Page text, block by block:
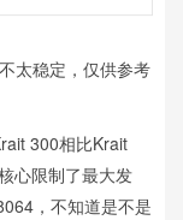
太稳定，仅供参考
300相比Krait
心限制了最大发
，不知道是不是